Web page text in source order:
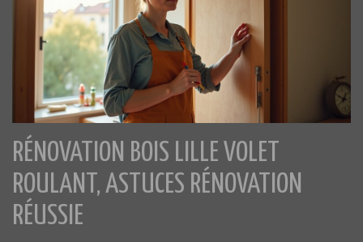
RÉNOVATION BOIS LILLE VOLET
ROULANT, ASTUCES RÉNOVATION
RÉUSSIE